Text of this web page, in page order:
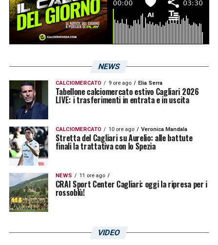
NEWS
CALCIOMERCATO 9 ore ago Elia Serra
Tabellone calciomercato estivo Cagliari 2026
LIVE: i trasferimenti in entrata e in uscita
CALCIOMERCATO 10 ore ago Veronica Mandala
Stretta del Cagliari su Aurelio: alle battute
finali la trattativa con lo Spezia
NEWS 11 ore ago
CRAI Sport Center Cagliari: oggi la ripresa per i
rossoblù!
VIDEO